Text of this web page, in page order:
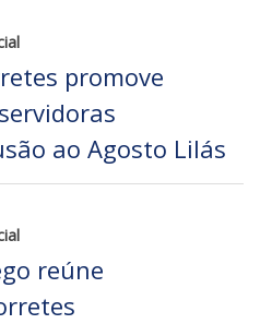
promove
ao Agosto Lilás
reúne